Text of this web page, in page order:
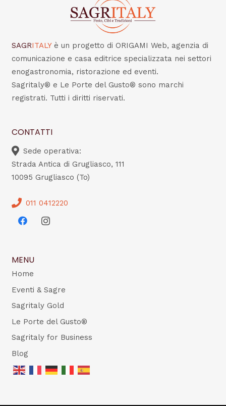
SAGRITALY è un progetto di ORIGAMI Web, agenzia di
comunicazione e casa editrice specializzata nei settori
enogastronomia, ristorazione ed eventi.
Sagritaly® e Le Porte del Gusto® sono marchi
registrati. Tutti i diritti riservati.
CONTATTI
Sede operativa:
Strada Antica di Grugliasco, 111
10095 Grugliasco (To)
011 0412220
MENU
Home
Eventi & Sagre
Sagritaly Gold
Le Porte del Gusto®
Sagritaly for Business
Blog